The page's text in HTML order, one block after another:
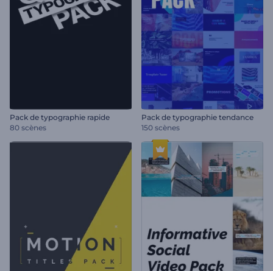
Pack de typographie rapide
80 scènes
Pack de typographie tendance
150 scènes